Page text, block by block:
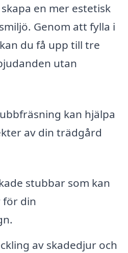
en mer estetisk
Genom att fylla i
du få upp till tre
utan
kan hjälpa
av din trädgård
stubbar som kan
för din
av skadedjur och